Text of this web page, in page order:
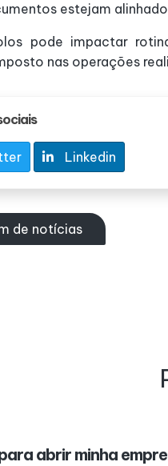
estejam
pode impactar
nas operações
Linkedin
de notícias
abrir minha